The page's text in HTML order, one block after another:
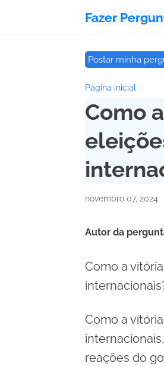
Fazer
Postar minha
Página inicial
Como
novembro 07, 2024
Autor da
Como a
Como a
reações do